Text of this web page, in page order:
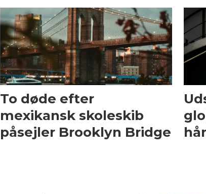
To døde efter
mexikansk skoleskib
påsejler Brooklyn Bridge